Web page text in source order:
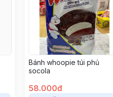
Bánh whoopie túi phủ
socola
58.000đ